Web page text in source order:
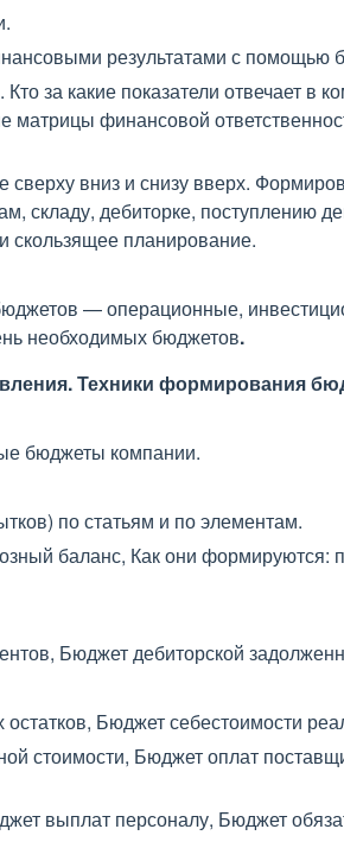
результатами с помощью
за какие показатели отвечает в
матрицы финансовой
вниз и снизу вверх.
складу, дебиторке, поступлению
скользящее планирование.
— операционные,
необходимых бюджетов.
Техники формирования
бюджеты компании.
по статьям и по элементам.
баланс, Как они формируются:
Бюджет дебиторской
Бюджет себестоимости
стоимости, Бюджет оплат
выплат персоналу, Бюджет